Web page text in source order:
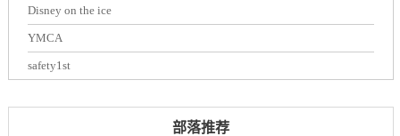
Disney on the ice
YMCA
safety1st
部落推荐